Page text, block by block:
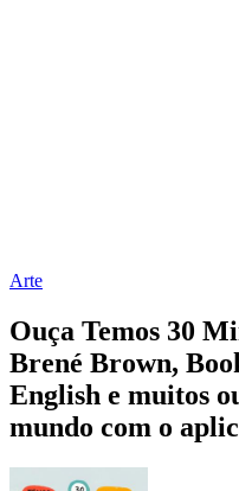
Arte
Ouça Temos 30
Brené Brown,
English e muitos
mundo com o